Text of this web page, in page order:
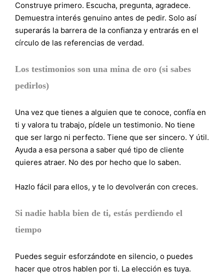
Construye primero. Escucha, pregunta, agradece.
Demuestra interés genuino antes de pedir. Solo así
superarás la barrera de la confianza y entrarás en el
círculo de las referencias de verdad.
Los testimonios son una mina de oro (si sabes
pedirlos)
Una vez que tienes a alguien que te conoce, confía en
ti y valora tu trabajo, pídele un testimonio. No tiene
que ser largo ni perfecto. Tiene que ser sincero. Y útil.
Ayuda a esa persona a saber qué tipo de cliente
quieres atraer. No des por hecho que lo saben.
Hazlo fácil para ellos, y te lo devolverán con creces.
Si nadie habla bien de ti, estás perdiendo el
tiempo
Puedes seguir esforzándote en silencio, o puedes
hacer que otros hablen por ti. La elección es tuya.